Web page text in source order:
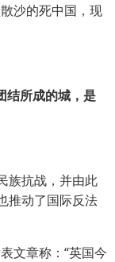
沙的死中国，现
所成的城，是
抗战，并由此
推动了国际反法
文章称：“英国今